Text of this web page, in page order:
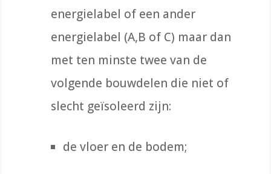
energielabel of een ander
energielabel (A,B of C) maar dan
met ten minste twee van de
volgende bouwdelen die niet of
slecht geïsoleerd zijn:
de vloer en de bodem;